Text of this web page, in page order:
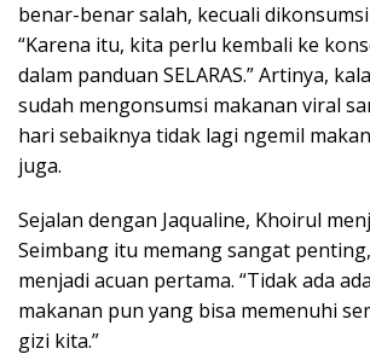
benar-benar salah, kecuali
“Karena itu, kita perlu kembali ke
dalam panduan SELARAS.” Artinya,
sudah mengonsumsi makanan viral
hari sebaiknya tidak lagi ngemil
juga.
Sejalan dengan Jaqualine, Khoirul
Seimbang itu memang sangat
menjadi acuan pertama. “Tidak ada
makanan pun yang bisa memenuhi
gizi kita.”